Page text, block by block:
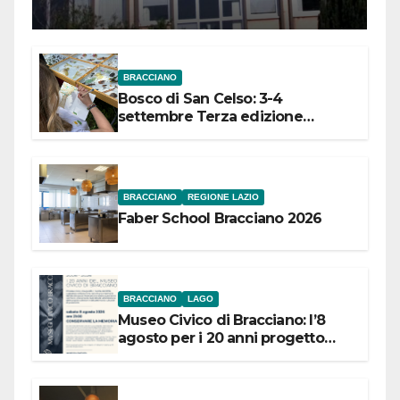
Meridionale
BRACCIANO
Bosco di San Celso: 3-4
settembre Terza edizione
BRACCIANO REGIONE LAZIO
Faber School Bracciano 2026
BRACCIANO LAGO
Museo Civico di Bracciano: l’8
agosto per i 20 anni progetto